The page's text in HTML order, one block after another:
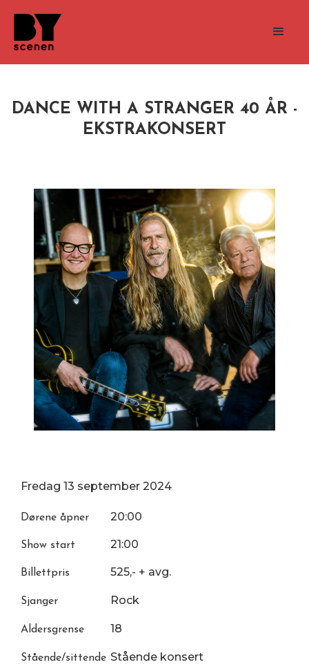
DANCE WITH A STRANGER 40 ÅR -
EKSTRAKONSERT
Fredag 13 september 2024
Dørene åpner 20:00
Show start 21:00
Billettpris 525,- + avg.
Sjanger Rock
Aldersgrense 18
Stående/sittende Stående konsert